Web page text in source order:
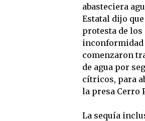
abasteciera
Estatal dijo
protesta de los
inconformidad
comenzaron
de agua por
cítricos, para
la presa Cerro
La sequía